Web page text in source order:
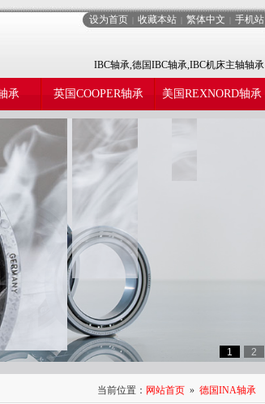
设为首页 收藏本站 繁体中文 手机站
IBC轴承,德国IBC轴承,IBC机床主轴轴承
承 英国COOPER轴承 美国REXNORD轴承
1 2
当前位置： 网站首页 » 德国INA轴承